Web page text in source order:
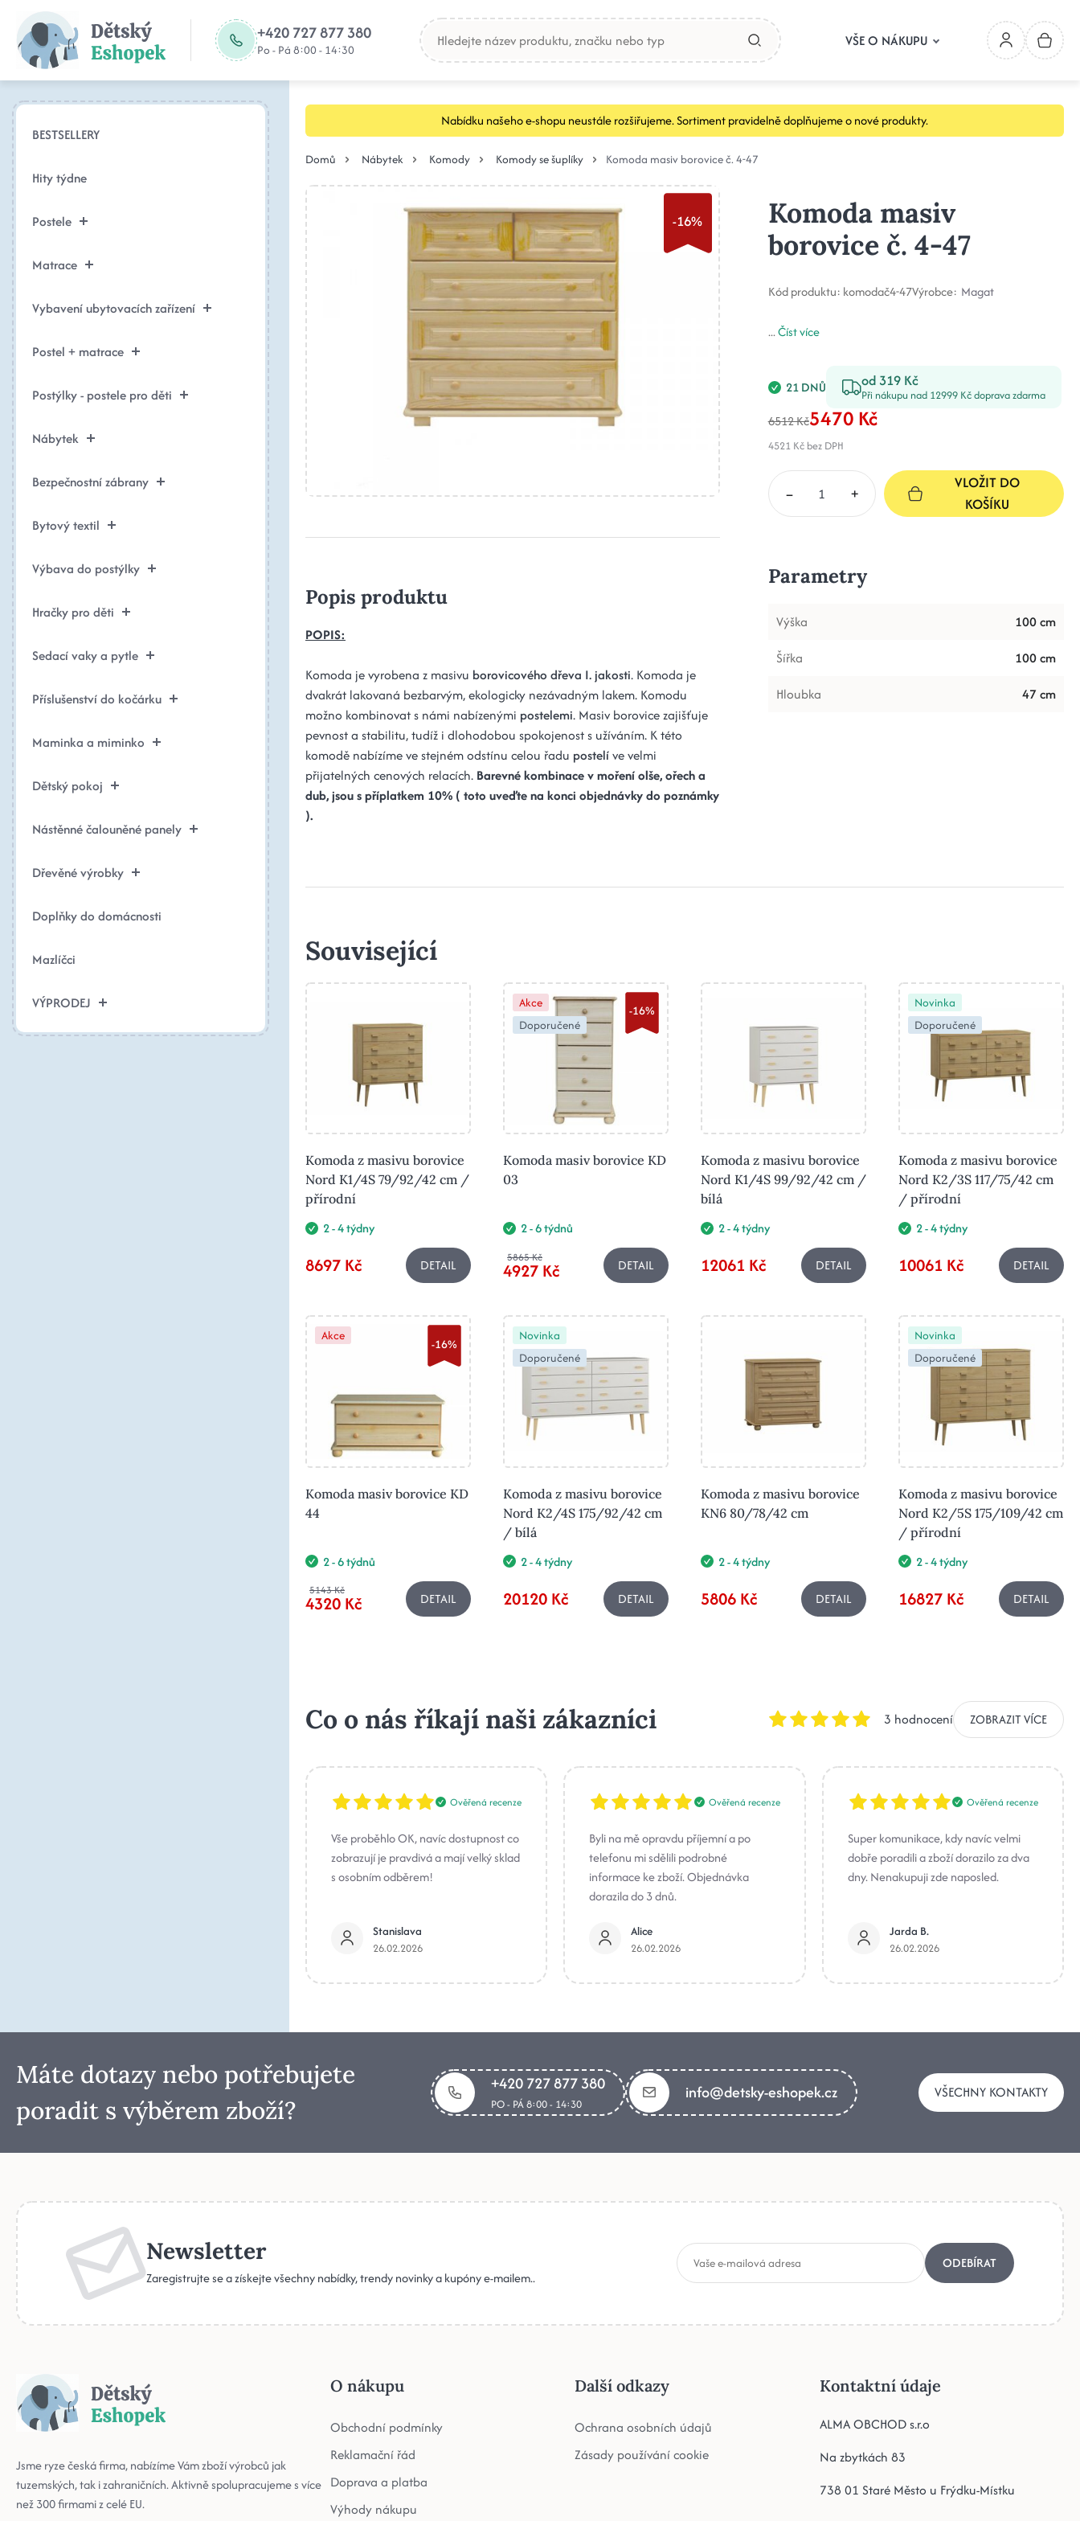
+420 727 877 380
Po - Pá 8:00 - 14:30
VŠE O NÁKUPU
BESTSELLERY
Hity týdne
Postele
Matrace
Vybavení ubytovacích zařízení
Postel + matrace
Postýlky - postele pro děti
Nábytek
Bezpečnostní zábrany
Bytový textil
Výbava do postýlky
Hračky pro děti
Sedací vaky a pytle
Příslušenství do kočárku
Maminka a miminko
Dětský pokoj
Nástěnné čalouněné panely
Dřevěné výrobky
Doplňky do domácnosti
Mazlíčci
VÝPRODEJ
Nabídku našeho e-shopu neustále rozšiřujeme. Sortiment pravidelně doplňujeme o nové produkty.
Domů Nábytek Komody Komody se šuplíky Komoda masiv borovice č. 4-47
-16%
Popis produktu
POPIS:
Komoda je vyrobena z masivu borovicového dřeva I. jakosti. Komoda je
dvakrát lakovaná bezbarvým, ekologicky nezávadným lakem. Komodu
možno kombinovat s námi nabízenými postelemi. Masiv borovice zajišťuje
pevnost a stabilitu, tudíž i dlohodobou spokojenost s užíváním. K této
komodě nabízíme ve stejném odstínu celou řadu postelíve velmi
přijatelných cenových relacích. Barevné kombinace v moření olše, ořech a
dub, jsou s příplatkem 10% ( toto uveďte na konci objednávky do poznámky
).
Komoda masiv
borovice č. 4-47
Kód produktu: komodač4-47Výrobce: Magat
...Číst více
21 DNŮ od 319 Kč
Při nákupu nad 12999 Kč doprava zdarma
6512 Kč5470 Kč
4521 Kčbez DPH
– +
VLOŽIT DO
KOŠÍKU
Parametry
Výška
100 cm
Šířka
100 cm
Hloubka
47 cm
Související
Komoda z masivu borovice
Nord K1/4S 79/92/42 cm /
přírodní
2 - 4 týdny
8697 Kč DETAIL
Akce
Doporučené
-16%
Komoda masiv borovice KD
03
2 - 6 týdnů
5865 Kč
4927 Kč DETAIL
Komoda z masivu borovice
Nord K1/4S 99/92/42 cm /
bílá
2 - 4 týdny
12061 Kč DETAIL
Novinka
Doporučené
Komoda z masivu borovice
Nord K2/3S 117/75/42 cm
/ přírodní
2 - 4 týdny
10061 Kč DETAIL
Akce
-16%
Komoda masiv borovice KD
44
2 - 6 týdnů
5143 Kč
4320 Kč DETAIL
Novinka
Doporučené
Komoda z masivu borovice
Nord K2/4S 175/92/42 cm
/ bílá
2 - 4 týdny
20120 Kč DETAIL
Komoda z masivu borovice
KN6 80/78/42 cm
2 - 4 týdny
5806 Kč DETAIL
Novinka
Doporučené
Komoda z masivu borovice
Nord K2/5S 175/109/42 cm
/ přírodní
2 - 4 týdny
16827 Kč DETAIL
Co o nás říkají naši zákazníci 3 hodnocení ZOBRAZIT VÍCE
Ověřená recenze
Vše proběhlo OK, navíc dostupnost co
zobrazují je pravdivá a mají velký sklad
s osobním odběrem!
Stanislava
26.02.2026
Ověřená recenze
Byli na mě opravdu příjemní a po
telefonu mi sdělili podrobné
informace ke zboží. Objednávka
dorazila do 3 dnů.
Alice
26.02.2026
Ověřená recenze
Super komunikace, kdy navíc velmi
dobře poradili a zboží dorazilo za dva
dny. Nenakupuji zde naposled.
Jarda B.
26.02.2026
Máte dotazy nebo potřebujete
poradit s výběrem zboží?
+420 727 877 380
PO - PÁ 8:00 - 14:30
info@detsky-eshopek.cz VŠECHNY KONTAKTY
Newsletter
Zaregistrujte se a získejte všechny nabídky, trendy novinky a kupóny e-mailem..
ODEBÍRAT
Jsme ryze česká firma, nabízíme Vám zboží výrobců jak
tuzemských, tak i zahraničních. Aktivně spolupracujeme s více
než 300 firmami z celé EU.
O nákupu
Obchodní podmínky
Reklamační řád
Doprava a platba
Výhody nákupu
Další odkazy
Ochrana osobních údajů
Zásady používání cookie
Kontaktní údaje
ALMA OBCHOD s.r.o
Na zbytkách 83
738 01 Staré Město u Frýdku-Místku